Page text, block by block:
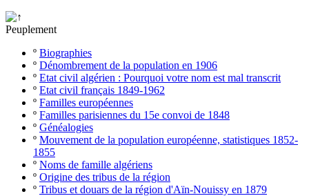
Peuplement
º Biographies
º Dénombrement de la population en 1906
º Etat civil algérien : Pourquoi votre nom est mal transcrit
º Etat civil français 1849-1962
º Familles européennes
º Familles parisiennes du 15e convoi de 1848
º Généalogies
º Mouvement de la population européenne, statistiques 1852-
1855
º Noms de famille algériens
º Origine des tribus de la région
º Tribus et douars de la région d'Aïn-Nouissy en 1879